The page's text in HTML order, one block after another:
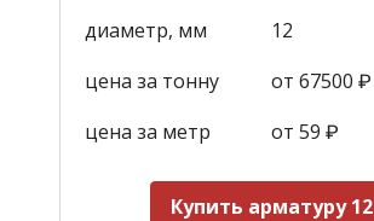
диаметр, мм
12
цена за тонну
от 67500 ₽
цена за метр
от 59 ₽
Купить арматуру 12